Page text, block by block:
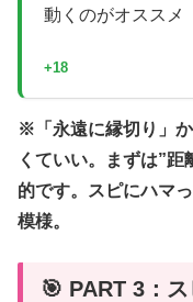
動くのがオススメ
+18
※「永遠に縁切り」
くていい。まずは”
的です。スピにハマ
模様。
🎯 PART 3：